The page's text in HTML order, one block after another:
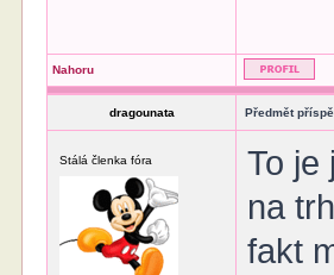
Nahoru
dragounata Předmět
Stálá členka fóra
To je
na
fakt